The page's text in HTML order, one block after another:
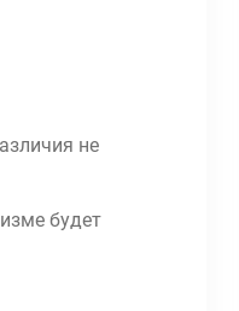
не
будет